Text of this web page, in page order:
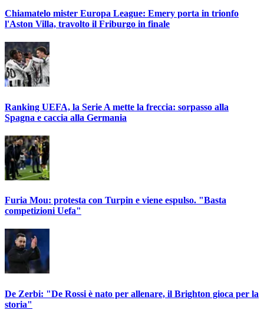
Chiamatelo mister Europa League: Emery porta in trionfo
l'Aston Villa, travolto il Friburgo in finale
Ranking UEFA, la Serie A mette la freccia: sorpasso alla
Spagna e caccia alla Germania
Furia Mou: protesta con Turpin e viene espulso. "Basta
competizioni Uefa"
De Zerbi: "De Rossi è nato per allenare, il Brighton gioca per la
storia"